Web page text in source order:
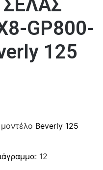
GP800-
125
Beverly 125
: 12